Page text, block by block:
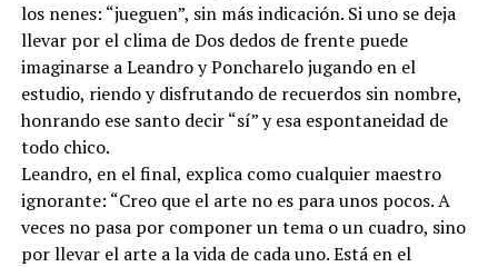
los nenes: “jueguen”, sin más indicación. Si uno se deja
llevar por el clima de Dos dedos de frente puede
imaginarse a Leandro y Poncharelo jugando en el
estudio, riendo y disfrutando de recuerdos sin nombre,
honrando ese santo decir “sí” y esa espontaneidad de
todo chico.
Leandro, en el final, explica como cualquier maestro
ignorante: “Creo que el arte no es para unos pocos. A
veces no pasa por componer un tema o un cuadro, sino
por llevar el arte a la vida de cada uno. Está en el